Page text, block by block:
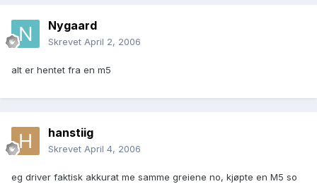
Nygaard
Skrevet April 2, 2006
alt er hentet fra en m5
hanstiig
Skrevet April 4, 2006
eg driver faktisk akkurat me samme greiene no, kjøpte en M5 so